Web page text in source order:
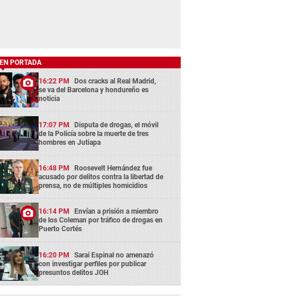
EN PORTADA
16:22 PM Dos cracks al Real Madrid,
se va del Barcelona y hondureño es
noticia
17:07 PM Disputa de drogas, el móvil
de la Policía sobre la muerte de tres
hombres en Jutiapa
16:48 PM Roosevelt Hernández fue
acusado por delitos contra la libertad de
prensa, no de múltiples homicidios
16:14 PM Envían a prisión a miembro
de los Coleman por tráfico de drogas en
Puerto Cortés
16:20 PM Saraí Espinal no amenazó
con investigar perfiles por publicar
presuntos delitos JOH